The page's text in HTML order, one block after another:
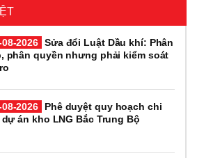
2026 Sửa đổi Luật Dầu khí: Phân
phân quyền nhưng phải kiểm soát
2026
Phê duyệt quy hoạch chi
án kho LNG Bắc Trung Bộ